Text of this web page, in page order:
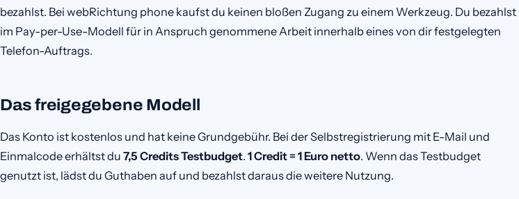
bezahlst. Bei webRichtung phone kaufst du keinen bloßen Zugang zu einem Werkzeug. Du bezahlst
im Pay-per-Use-Modell für in Anspruch genommene Arbeit innerhalb eines von dir festgelegten
Telefon-Auftrags.
Das freigegebene Modell
Das Konto ist kostenlos und hat keine Grundgebühr. Bei der Selbstregistrierung mit E-Mail und
Einmalcode erhältst du 7,5 Credits Testbudget. 1 Credit = 1 Euro netto. Wenn das Testbudget
genutzt ist, lädst du Guthaben auf und bezahlst daraus die weitere Nutzung.